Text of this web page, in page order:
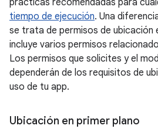
prácticas recomendadas para
tiempo de ejecución. Una
se trata de permisos de ubicación
incluye varios permisos
Los permisos que solicites y el
dependerán de los requisitos de
uso de tu app.
Ubicación en primer plano